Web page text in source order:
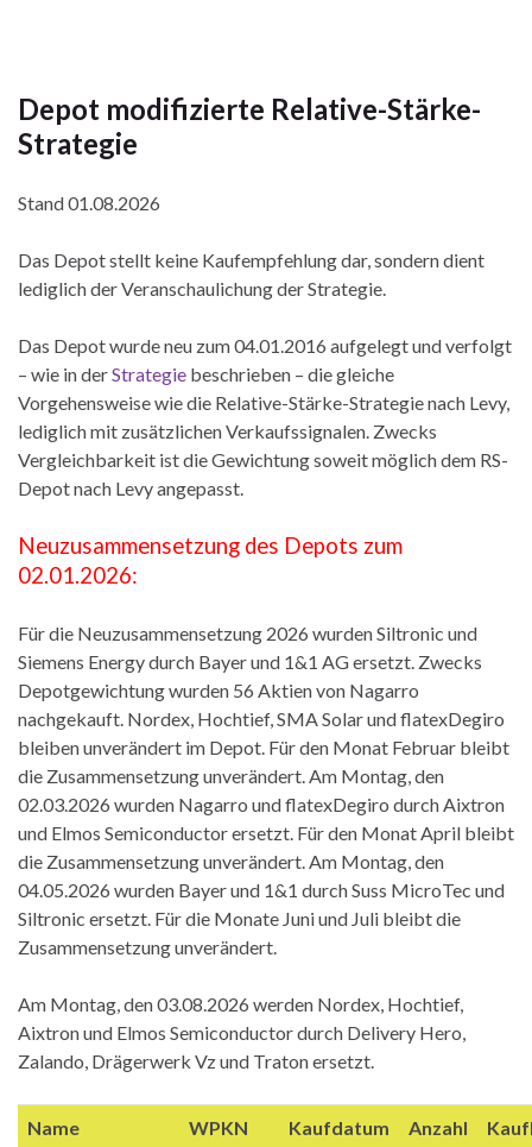
Depot modifizierte Relative-Stärke-
Strategie
Stand 01.08.2026
Das Depot stellt keine Kaufempfehlung dar, sondern dient
lediglich der Veranschaulichung der Strategie.
Das Depot wurde neu zum 04.01.2016 aufgelegt und verfolgt
– wie in derStrategie beschrieben – die gleiche
Vorgehensweise wie die Relative-Stärke-Strategie nach Levy,
lediglich mit zusätzlichen Verkaufssignalen. Zwecks
Vergleichbarkeit ist die Gewichtung soweit möglich dem RS-
Depot nach Levy angepasst.
Neuzusammensetzung des Depots zum
02.01.2026:
Für die Neuzusammensetzung 2026 wurden Siltronic und
Siemens Energy durch Bayer und 1&1 AG ersetzt. Zwecks
Depotgewichtung wurden 56 Aktien von Nagarro
nachgekauft. Nordex, Hochtief, SMA Solar und flatexDegiro
bleiben unverändert im Depot. Für den Monat Februar bleibt
die Zusammensetzung unverändert. Am Montag, den
02.03.2026 wurden Nagarro und flatexDegiro durch Aixtron
und Elmos Semiconductor ersetzt. Für den Monat April bleibt
die Zusammensetzung unverändert. Am Montag, den
04.05.2026 wurden Bayer und 1&1 durch Suss MicroTec und
Siltronic ersetzt. Für die Monate Juni und Juli bleibt die
Zusammensetzung unverändert.
Am Montag, den 03.08.2026 werden Nordex, Hochtief,
Aixtron und Elmos Semiconductor durch Delivery Hero,
Zalando, Drägerwerk Vz und Traton ersetzt.
Name WPKN Kaufdatum Anzahl